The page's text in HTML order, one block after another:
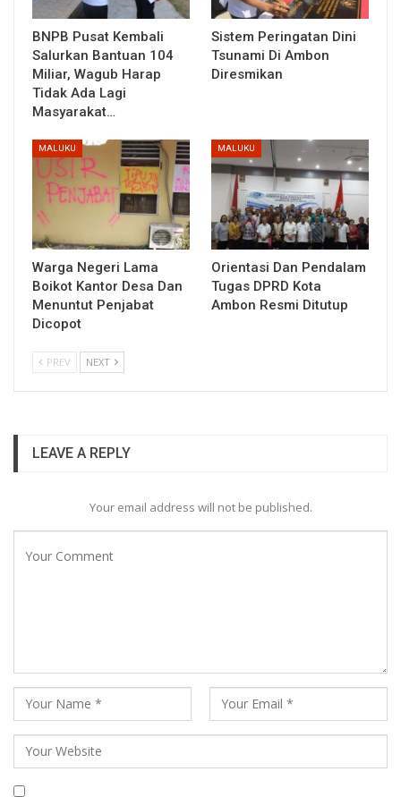
BNPB Pusat Kembali
Salurkan Bantuan 104
Miliar, Wagub Harap
Tidak Ada Lagi
Masyarakat…
Sistem Peringatan Dini
Tsunami Di Ambon
Diresmikan
MALUKU
Warga Negeri Lama
Boikot Kantor Desa Dan
Menuntut Penjabat
Dicopot
MALUKU
Orientasi Dan Pendalam
Tugas DPRD Kota
Ambon Resmi Ditutup
PREV NEXT
LEAVE A REPLY
Your email address will not be published.